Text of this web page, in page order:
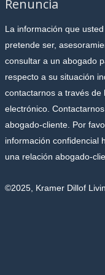
Renuncia
La información que
pretende ser,
consultar a un abogado
respecto a su situación
contactarnos a través de
electrónico.
abogado-cliente. Por
información confidencial
una relación abogado-
©2025, Kramer Dillof